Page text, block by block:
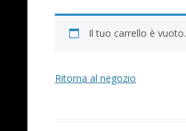
Il tuo carrello è vuoto.
Ritorna al negozio